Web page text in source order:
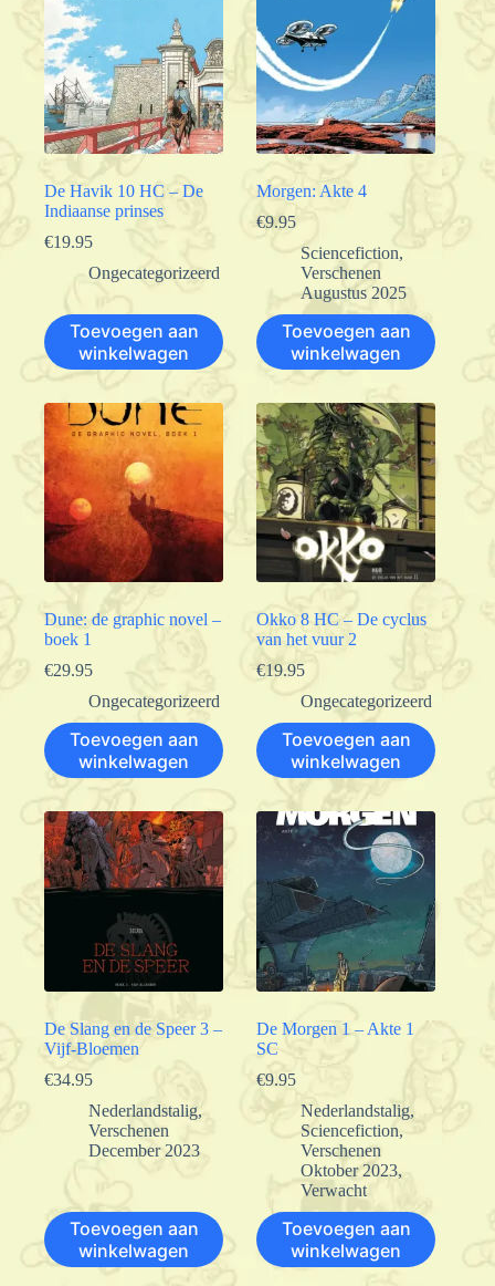
De Havik 10 HC – De
Indiaanse prinses
€19.95
Ongecategorizeerd
Toevoegen aan
winkelwagen
Morgen: Akte 4
€9.95
Sciencefiction,
Verschenen
Augustus 2025
Toevoegen aan
winkelwagen
Dune: de graphic novel –
boek 1
€29.95
Ongecategorizeerd
Toevoegen aan
winkelwagen
Okko 8 HC – De cyclus
van het vuur 2
€19.95
Ongecategorizeerd
Toevoegen aan
winkelwagen
De Slang en de Speer 3 –
Vijf-Bloemen
€34.95
Nederlandstalig,
Verschenen
December 2023
Toevoegen aan
winkelwagen
De Morgen 1 – Akte 1
SC
€9.95
Nederlandstalig,
Sciencefiction,
Verschenen
Oktober 2023,
Verwacht
Toevoegen aan
winkelwagen